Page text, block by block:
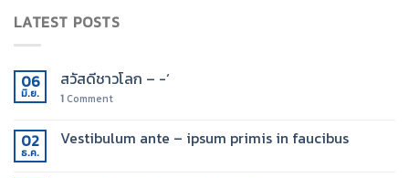
LATEST POSTS
06
มิ.ย.
สวัสดีชาวโลก – -‘
1 Comment
02
ธ.ค.
Vestibulum ante – ipsum primis in faucibus